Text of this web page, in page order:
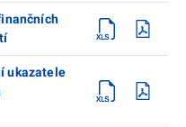
ukazatele